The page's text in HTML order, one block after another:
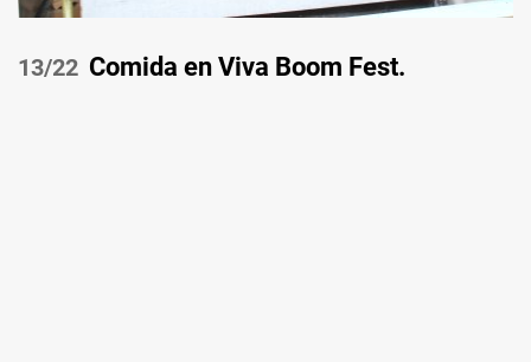
/22 Comida en Viva Boom Fest.